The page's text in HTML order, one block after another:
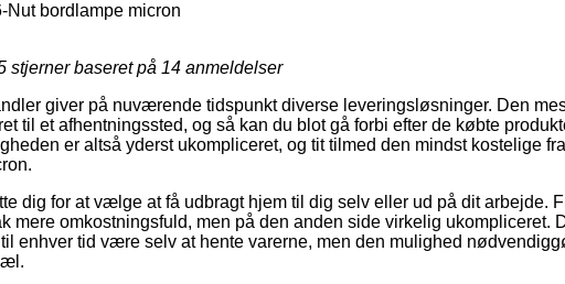
Nut bordlampe micron
stjerner baseret på 14 anmeldelser
giver på nuværende tidspunkt diverse leveringsløsninger. Den
til et afhentningssted, og så kan du blot gå forbi efter de købte
er altså yderst ukompliceret, og tit tilmed den mindst kostelige
dig for at vælge at få udbragt hjem til dig selv eller ud på dit arbejde.
mere omkostningsfuld, men på den anden side virkelig ukompliceret.
enhver tid være selv at hente varerne, men den mulighed